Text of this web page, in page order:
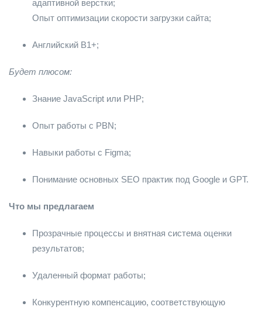
адаптивной верстки;
Опыт оптимизации скорости загрузки сайта;
Английский B1+;
Будет плюсом:
Знание JavaScript или PHP;
Опыт работы с PBN;
Навыки работы с Figma;
Понимание основных SEO практик под Google и GPT.
Что мы предлагаем
Прозрачные процессы и внятная система оценки
результатов;
Удаленный формат работы;
Конкурентную компенсацию, соответствующую